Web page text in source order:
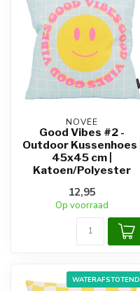
NOVÉE
Good Vibes #2 -
Outdoor Kussenhoes |
45x45 cm |
Katoen/Polyester
12,95
Op voorraad
WATERAFSTOTEND